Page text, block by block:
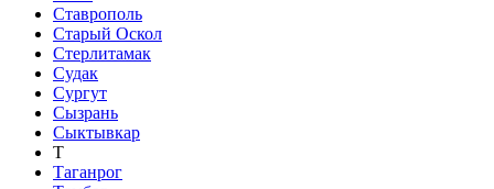
Ставрополь
Старый Оскол
Стерлитамак
Судак
Сургут
Сызрань
Сыктывкар
Т
Таганрог